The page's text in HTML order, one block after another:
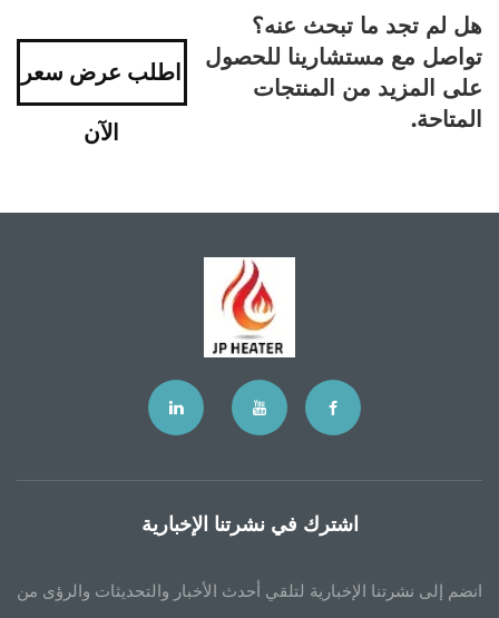
هل لم تجد ما تبحث عنه؟
تواصل مع مستشارينا للحصول
على المزيد من المنتجات
المتاحة.
اطلب عرض سعر
الآن
اشترك في نشرتنا الإخبارية
انضم إلى نشرتنا الإخبارية لتلقي أحدث الأخبار والتحديثات والرؤى من